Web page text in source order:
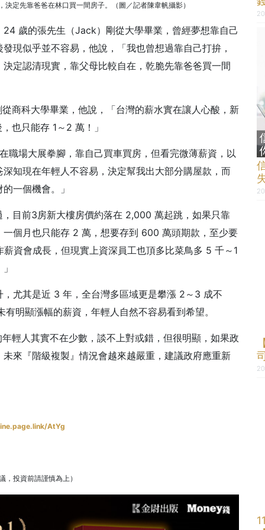
定先靠爸爸在林口買一間房子。（圖／記者陳韋帆攝影）
歲的張先生（Jack）剛從大學畢業，曾經夢想靠自己
現似乎並不容易，他說，「我也曾想過靠自己打拚，
定認清現實，靠父母比較自在，乾脆先靠爸爸買一間
商科大學畢業，他說，「台灣的薪水實在讓人心酸，新
也只能存 1～2 萬！」
職場大展拳腳，靠自己買車買房，但看完微薄薪資，以
知現在年輕人不容易，決定幫我出大部分購屋款，而
一個機會。」
目前3房新大樓房價約落在 2,000 萬起跳，如果只靠
個月也只能存 2 萬，想要存到 600 萬頭期款，至少要
資會成長，但現實上資深員工也頂多比菜鳥多 5 千～1
尤其是近 3 年，全台灣多區域更是攀漲 2～3 成不
明顯漲幅的薪資，年輕人自然不容易看到希望。
輕人其實不在少數，談不上對或錯，但很明顯，如果政
來『階級複製』情況會越來越嚴重，建議政府應重新
AtYg
投資前請謹慎為上）